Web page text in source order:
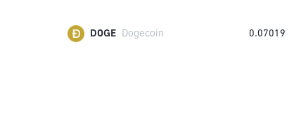
DOGE Dogecoin 0.07019